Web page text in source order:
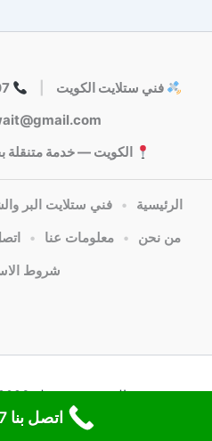
فني ستلايت الكويت 94955007
الكويت — خدمة متنقلة
الرئيسية • فني ستلايت البر
من نحن • معلومات عنا •
شروط
جميع الحقوق محفوظة 2026 @
اتصل بنا 94955007